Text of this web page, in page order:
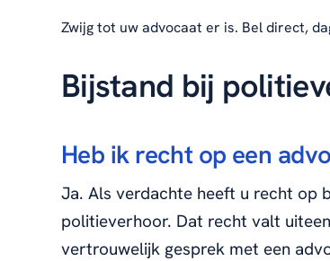
Zwijg tot uw advocaat er is. Bel direct,
Bijstand bij
Heb ik recht op een
Ja. Als verdachte heeft u recht op
politieverhoor. Dat recht valt
vertrouwelijk gesprek met een